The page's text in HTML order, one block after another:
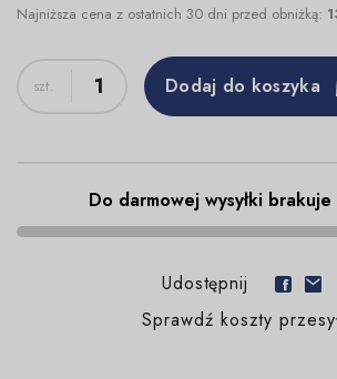
Najniższa cena z ostatnich 30 dni przed obniżką:
Dodaj do koszyka
Do darmowej wysyłki brakuje
Udostępnij
Sprawdź koszty